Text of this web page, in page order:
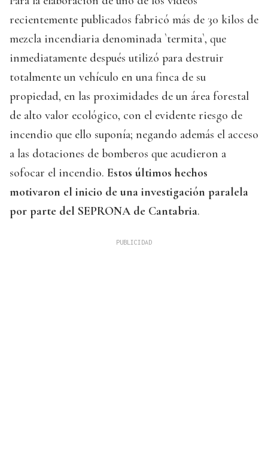
recientemente publicados fabricó más de 30 kilos de
mezcla incendiaria denominada `termita`, que
inmediatamente después utilizó para destruir
totalmente un vehículo en una finca de su
propiedad, en las proximidades de un área forestal
de alto valor ecológico, con el evidente riesgo de
incendio que ello suponía; negando además el acceso
a las dotaciones de bomberos que acudieron a
sofocar el incendio. Estos últimos hechos
motivaron el inicio de una investigación paralela
por parte del SEPRONA de Cantabria.